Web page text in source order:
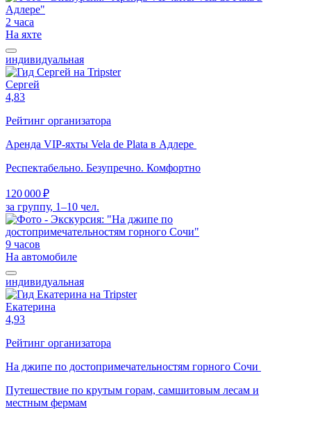
2 часа
На яхте
индивидуальная
Сергей
4,83
Рейтинг организатора
Аренда VIP-яхты Vela de Plata в Адлере
Респектабельно. Безупречно. Комфортно
120 000 ₽
за группу, 1–10 чел.
9 часов
На автомобиле
индивидуальная
Екатерина
4,93
Рейтинг организатора
На джипе по достопримечательностям горного Сочи
Путешествие по крутым горам, самшитовым лесам и
местным фермам